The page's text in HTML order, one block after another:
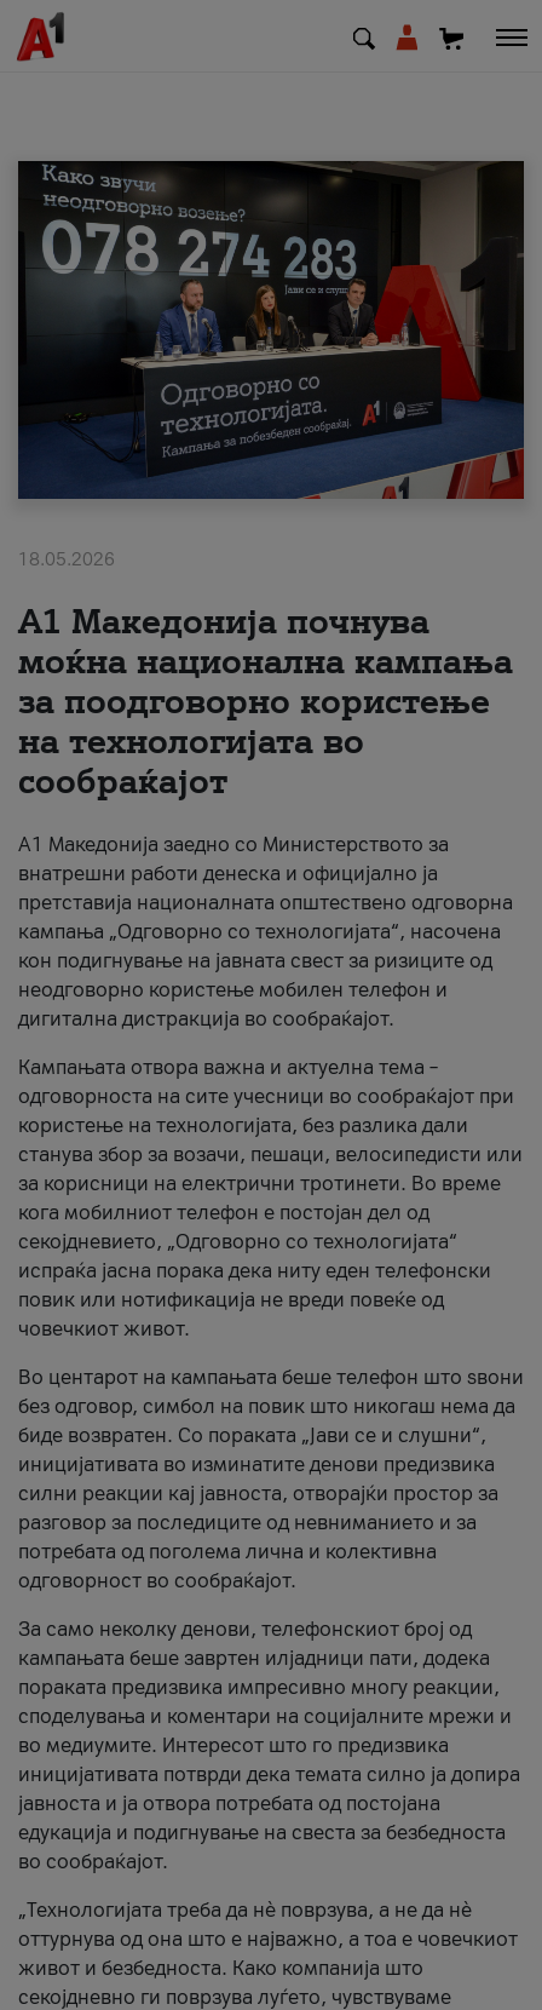
МК EN SQ
Деловни
Поддршка
Надополни кредит
#ПодобарОнлајн
18.05.2026
A1 Македонија почнува
моќна национална кампања
за поодговорно користење
на технологијата во
сообраќајот
A1 Македонија заедно со Министерството за
внатрешни работи денеска и официјално ја
претставија националната општествено одговорна
кампања „Одговорно со технологијата“, насочена
кон подигнување на јавната свест за ризиците од
неодговорно користење мобилен телефон и
дигитална дистракција во сообраќајот.
Кампањата отвора важна и актуелна тема –
одговорноста на сите учесници во сообраќајот при
користење на технологијата, без разлика дали
станува збор за возачи, пешаци, велосипедисти или
за корисници на електрични тротинети. Во време
кога мобилниот телефон е постојан дел од
секојдневието, „Одговорно со технологијата“
испраќа јасна порака дека ниту еден телефонски
повик или нотификација не вреди повеќе од
човечкиот живот.
Во центарот на кампањата беше телефон што ѕвони
без одговор, симбол на повик што никогаш нема да
биде возвратен. Со пораката „Јави се и слушни“,
иницијативата во изминатите денови предизвика
силни реакции кај јавноста, отворајќи простор за
разговор за последиците од невниманието и за
потребата од поголема лична и колективна
одговорност во сообраќајот.
За само неколку денови, телефонскиот број од
кампањата беше завртен илјадници пати, додека
пораката предизвика импресивно многу реакции,
споделувања и коментари на социјалните мрежи и
во медиумите. Интересот што го предизвика
иницијативата потврди дека темата силно ја допира
јавноста и ја отвора потребата од постојана
едукација и подигнување на свеста за безбедноста
во сообраќајот.
„Технологијата треба да нè поврзува, а не да нè
оттурнува од она што е најважно, а тоа е човечкиот
живот и безбедноста. Како компанија што
секојдневно ги поврзува луѓето, чувствуваме